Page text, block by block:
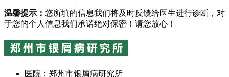
温馨提示： 您所填的信息我们将及时反馈给医生进行诊断，对
于您的个人信息我们承诺绝对保密！请您放心！
医院：郑州市银屑病研究所